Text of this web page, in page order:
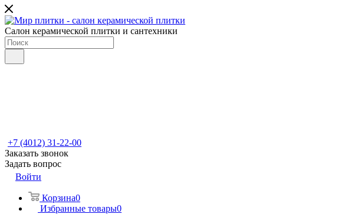
Салон керамической плитки и сантехники
+7 (4012) 31-22-00
Заказать звонок
Задать вопрос
Войти
Корзина0
Избранные товары0